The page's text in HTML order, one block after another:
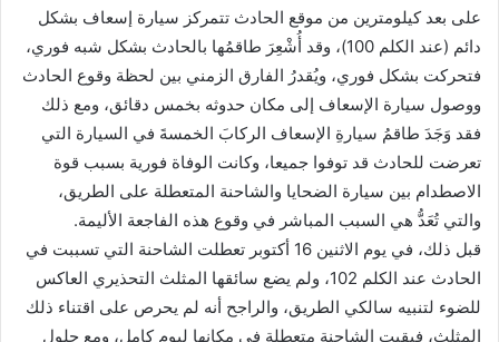
على بعد كيلومترين من موقع الحادث تتمركز سيارة إسعاف بشكل
دائم (عند الكلم 100)، وقد أُشْعِرَ طاقمُها بالحادث بشكل شبه فوري،
فتحركت بشكل فوري، ويُقدرُ الفارق الزمني بين لحظة وقوع الحادث
ووصول سيارة الإسعاف إلى مكان حدوثه بخمس دقائق، ومع ذلك
فقد وَجَدَ طاقمُ سيارةِ الإسعاف الركابَ الخمسةَ في السيارة التي
تعرضت للحادث قد توفوا جميعا، وكانت الوفاة فورية بسبب قوة
الاصطدام بين سيارة الضحايا والشاحنة المتعطلة على الطريق،
والتي تُعَدُّ هي السبب المباشر في وقوع هذه الفاجعة الأليمة.
قبل ذلك، في يوم الاثنين 16 أكتوبر تعطلت الشاحنة التي تسببت في
الحادث عند الكلم 102، ولم يضع سائقها المثلث التحذيري العاكس
للضوء لتنبيه سالكي الطريق، والراجح أنه لم يحرص على اقتناء ذلك
المثلث، فبقيت الشاحنة متعطلة في مكانها ليوم كامل، ومع حلول